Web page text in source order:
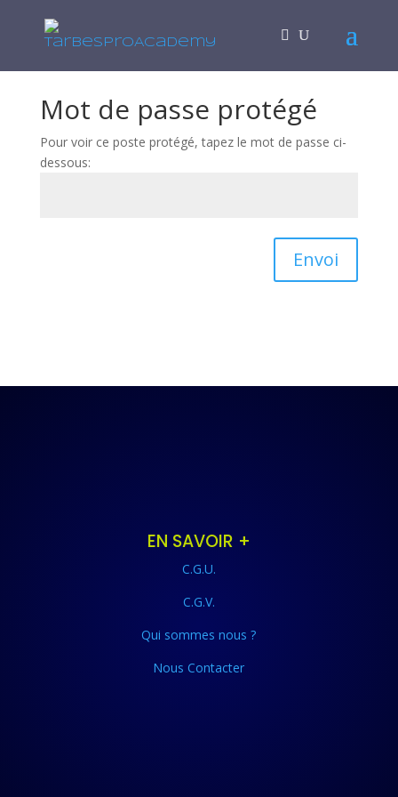
Mot de passe protégé
Pour voir ce poste protégé, tapez le mot de passe ci-
dessous:
Envoi
EN SAVOIR +
C.G.U.
C.G.V.
Qui sommes nous ?
Nous Contacter